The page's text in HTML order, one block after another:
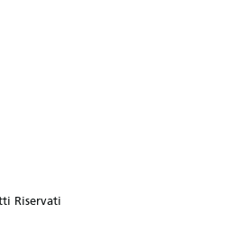
Riservati